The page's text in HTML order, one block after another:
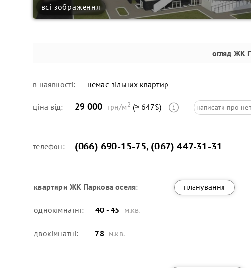
всі зображення
огляд ЖК
в наявності: немає вільних квартир
ціна від: 29 000 грн/м2 (≈ 647$) написати про
телефон: (066) 690-15-75,(067) 447-31-31
квартири ЖК Паркова оселя: планування
однокімнатні: 40 - 45 м.кв.
двокімнатні: 78 м.кв.